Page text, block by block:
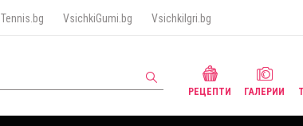
Tennis.bg VsichkiGumi.bg VsichkiIgri.bg
РЕЦЕПТИ ГАЛЕРИИ